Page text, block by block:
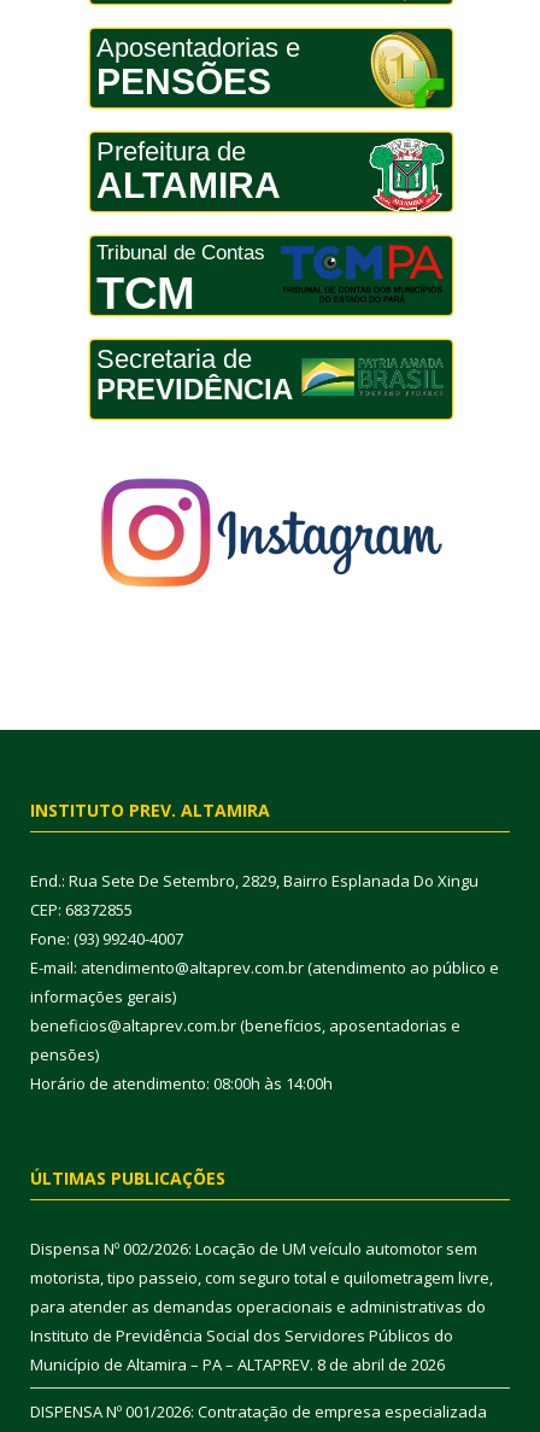
Aposentadorias e
PENSÕES
Prefeitura de
ALTAMIRA
Tribunal de Contas
TCM
Secretaria de
PREVIDÊNCIA
INSTITUTO PREV. ALTAMIRA
End.: Rua Sete De Setembro, 2829, Bairro Esplanada Do Xingu
CEP: 68372855
Fone: (93) 99240-4007
E-mail: atendimento@altaprev.com.br (atendimento ao público e
informações gerais)
beneficios@altaprev.com.br (benefícios, aposentadorias e
pensões)
Horário de atendimento: 08:00h às 14:00h
ÚLTIMAS PUBLICAÇÕES
Dispensa Nº 002/2026: Locação de UM veículo automotor sem
motorista, tipo passeio, com seguro total e quilometragem livre,
para atender as demandas operacionais e administrativas do
Instituto de Previdência Social dos Servidores Públicos do
Município de Altamira – PA – ALTAPREV. 8 de abril de 2026
DISPENSA Nº 001/2026: Contratação de empresa especializada